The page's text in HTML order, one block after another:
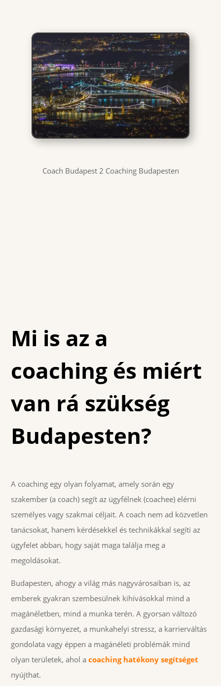
Coach Budapest 2 Coaching Budapesten
Mi is az a
coaching és miért
van rá szükség
Budapesten?
A coaching egy olyan folyamat, amely során egy
szakember (a coach) segít az ügyfélnek (coachee) elérni
személyes vagy szakmai céljait. A coach nem ad közvetlen
tanácsokat, hanem kérdésekkel és technikákkal segíti az
ügyfelet abban, hogy saját maga találja meg a
megoldásokat.
Budapesten, ahogy a világ más nagyvárosaiban is, az
emberek gyakran szembesülnek kihívásokkal mind a
magánéletben, mind a munka terén. A gyorsan változó
gazdasági környezet, a munkahelyi stressz, a karrierváltás
gondolata vagy éppen a magánéleti problémák mind
olyan területek, ahol acoaching hatékony segítséget
nyújthat.